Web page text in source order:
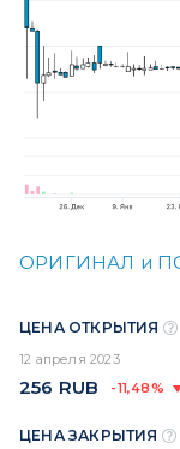
ОРИГИНАЛ и
ЦЕНА ОТКРЫТИЯ
12 апреля 2023
256 RUB -11,48%
ЦЕНА ЗАКРЫТИЯ